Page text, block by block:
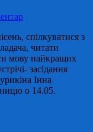
спілкуватися з
читати
мову найкращих
засідання
Інна
о 14.05.